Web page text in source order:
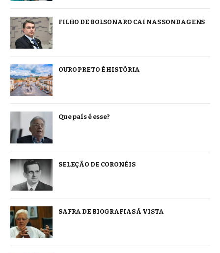
FILHO DE BOLSONARO CAI NAS SONDAGENS
OURO PRETO É HISTÓRIA
Que país é esse?
SELEÇÃO DE CORONÉIS
SAFRA DE BIOGRAFIAS À VISTA